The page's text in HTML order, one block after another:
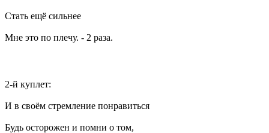
Стать ещё сильнее
Мне это по плечу. - 2 раза.
2-й куплет:
И в своём стремление понравиться
Будь осторожен и помни о том,